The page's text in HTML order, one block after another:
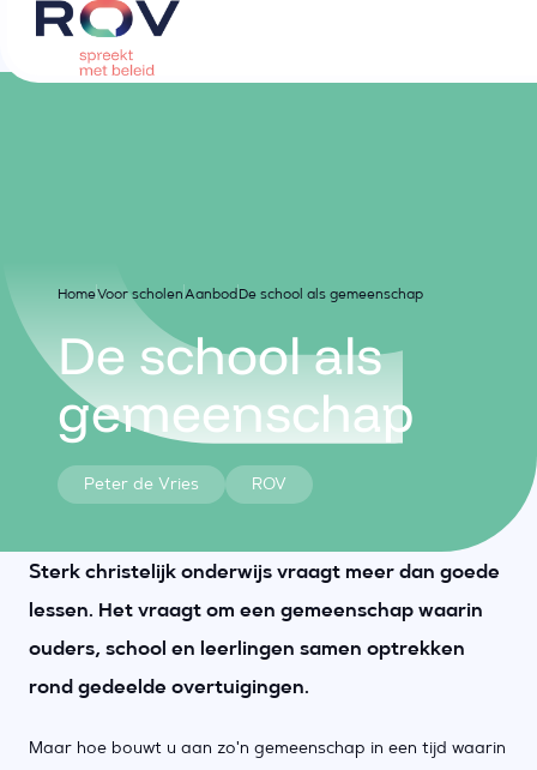
HomeVoor scholenAanbod De school als gemeenschap
De school als
gemeenschap
Peter de Vries ROV
Sterk christelijk onderwijs vraagt meer dan goede
lessen. Het vraagt om een gemeenschap waarin
ouders, school en leerlingen samen optrekken
rond gedeelde overtuigingen.
Maar hoe bouwt u aan zo'n gemeenschap in een tijd waarin